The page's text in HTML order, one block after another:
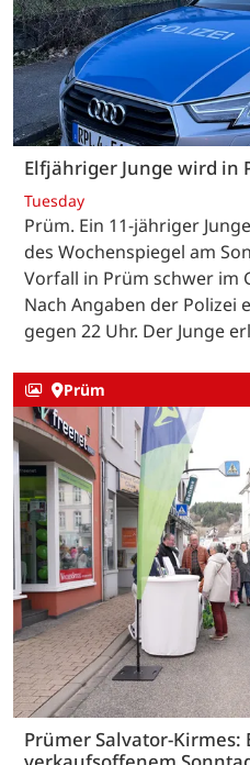
Elfjähriger Junge wird in
Tuesday
Prüm. Ein 11-jähriger
des Wochenspiegel am
Vorfall in Prüm schwer im
Nach Angaben der Polizei
gegen 22 Uhr. Der Junge
Prüm
Prümer Salvator-Kirmes: